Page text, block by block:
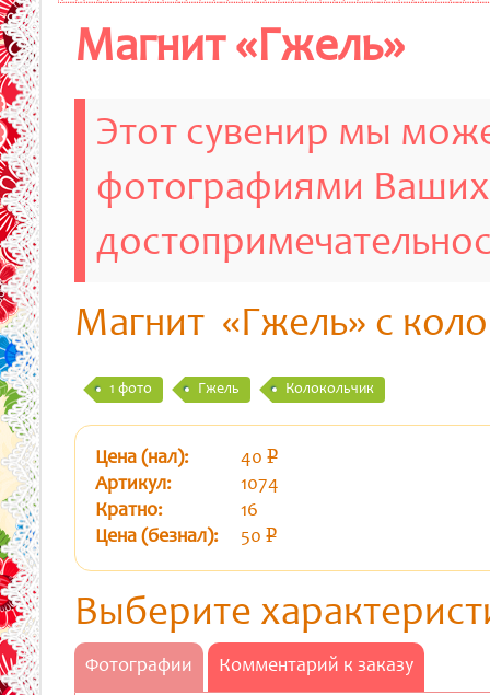
Магнит «Гжель»
Этот сувенир мы
фотографиями Ваших
Магнит «Гжель» c
1 фото Гжель Колокольчик
Цена (нал): 40 p
Артикул:
1074
Кратно:
16
Цена (безнал):
50 p
Выберите
Фотографии Комментарий к заказу